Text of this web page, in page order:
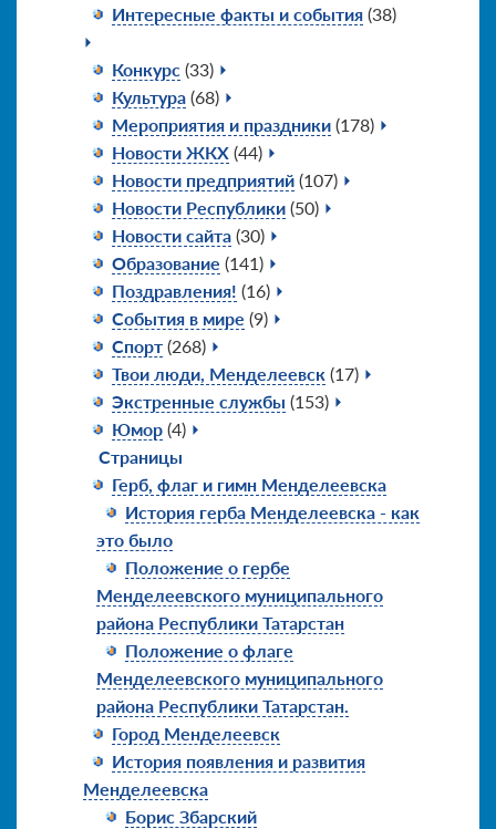
Интересные факты и события (38)
Конкурс (33)
Культура (68)
Мероприятия и праздники (178)
Новости ЖКХ (44)
Новости предприятий (107)
Новости Республики (50)
Новости сайта (30)
Образование (141)
Поздравления! (16)
События в мире (9)
Спорт (268)
Твои люди, Менделеевск (17)
Экстренные службы (153)
Юмор (4)
Страницы
Герб, флаг и гимн Менделеевска
История герба Менделеевска - как
это было
Положение о гербе
Менделеевского муниципального
района Республики Татарстан
Положение о флаге
Менделеевского муниципального
района Республики Татарстан.
Город Менделеевск
История появления и развития
Менделеевска
Борис Збарский